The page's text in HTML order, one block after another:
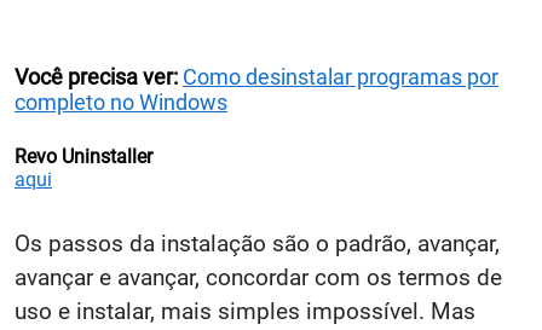
Você precisa ver: Como desinstalar programas por
completo no Windows
Revo Uninstaller
aqui
Os passos da instalação são o padrão, avançar,
avançar e avançar, concordar com os termos de
uso e instalar, mais simples impossível. Mas